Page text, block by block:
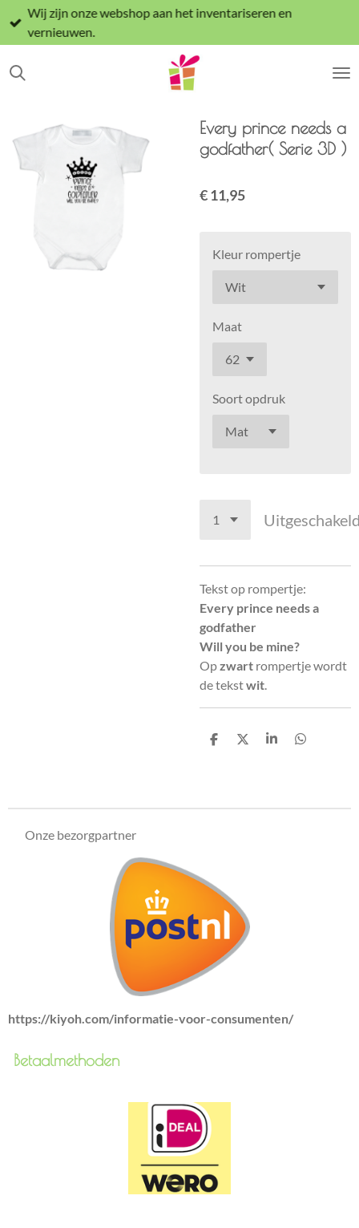
Ga
direct
de
Wij zijn onze webshop aan het inventariseren en
vernieuwen.
Every prince needs a
godfather( Serie 3D )
€ 11,95
Kleur rompertje
Maat
Soort opdruk
Tekst op rompertje:
Every prince needs a
godfather
Will you be mine?
Opzwart rompertje wordt
de tekstwit.
D
D
S
D
Onze bezorgpartner
https://kiyoh.com/informatie-voor-consumenten/
Betaalmethoden